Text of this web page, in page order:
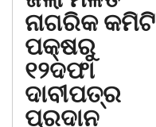
ନାଗରିକ କମିଟି
ପକ୍ଷରୁ
୧୨ଦଫା
ଦାବୀପତ୍ର
ପ୍ରଦାନ